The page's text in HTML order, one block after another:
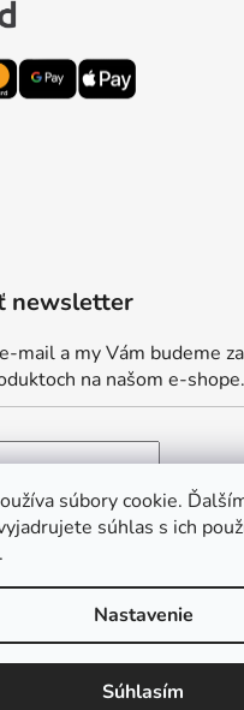
súbory cookie.
súhlas s ich
.
Nastavenie
Súhlasím
: Zaplaťte vopred a
newsletter
mail a my Vám budeme
na našom e-shope.
e-mailu súhlasíte s
Vytvoril Shoptet
môžem